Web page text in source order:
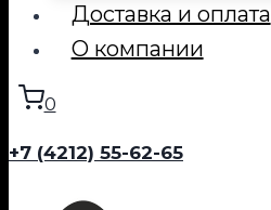
Доставка и оплата
О компании
0
+7 (4212) 55-62-65